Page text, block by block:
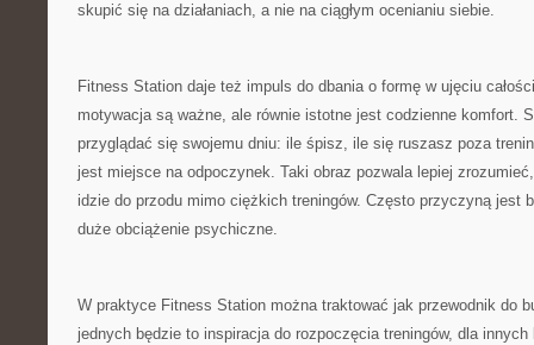
skupić się na działaniach, a nie na ciągłym ocenianiu siebie.
Fitness Station daje też impuls do dbania o formę w ujęciu
motywacja są ważne, ale równie istotne jest codzienne komfort.
przyglądać się swojemu dniu: ile śpisz, ile się ruszasz poza
jest miejsce na odpoczynek. Taki obraz pozwala lepiej
idzie do przodu mimo ciężkich treningów. Często przyczyną jest
duże obciążenie psychiczne.
W praktyce Fitness Station można traktować jak przewodnik do
jednych będzie to inspiracja do rozpoczęcia treningów, dla innych